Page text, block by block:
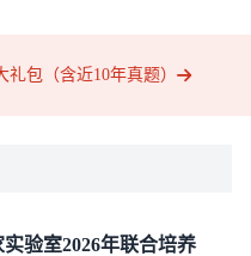
包（含近10年真题）
验室2026年联合培养